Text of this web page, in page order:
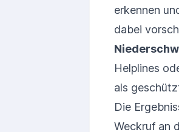
erkennen
dabei
Helplines
als
Die
Weckruf an